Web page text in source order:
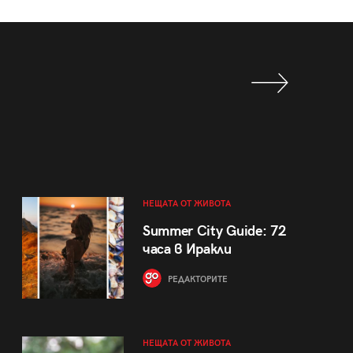
НЕЩАТА ОТ ЖИВОТА
Summer City Guide: 72
часа в Иракли
РЕДАКТОРИТЕ
НЕЩАТА ОТ ЖИВОТА